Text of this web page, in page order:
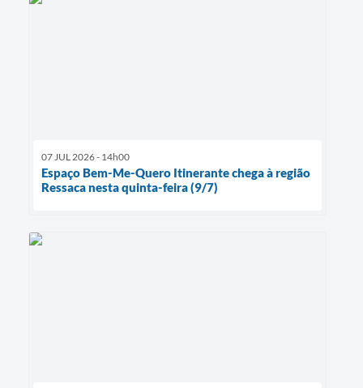
07 JUL 2026 - 14h00
Espaço Bem-Me-Quero Itinerante chega à região
Ressaca nesta quinta-feira (9/7)